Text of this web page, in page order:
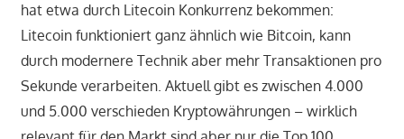
hat etwa durch Litecoin Konkurrenz bekommen:
Litecoin funktioniert ganz ähnlich wie Bitcoin, kann
durch modernere Technik aber mehr Transaktionen pro
Sekunde verarbeiten. Aktuell gibt es zwischen 4.000
und 5.000 verschieden Kryptowährungen – wirklich